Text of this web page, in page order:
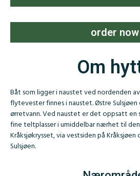
order now
Om
Båt som ligger i naustet ved nordenden
flytevester finnes i naustet. Østre
ørretvann. Ved naustet er det oppsatt
fine teltplasser i umiddelbar nærhet til
Kråksjøkrysset, via vestsiden på
Sulsjøen.